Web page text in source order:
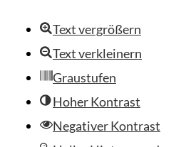
Text vergrößern
Text verkleinern
Graustufen
Hoher Kontrast
Negativer Kontrast